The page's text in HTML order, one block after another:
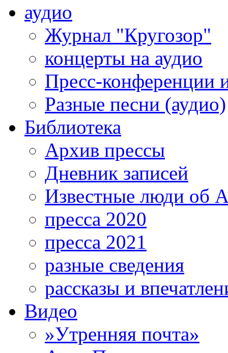
аудио
Журнал "Кругозор"
концерты на аудио
Пресс-конференции
Разные песни (аудио)
Библиотека
Архив прессы
Дневник записей
Известные люди об
пресса 2020
пресса 2021
разные сведения
рассказы и
Видео
»Утренняя почта»